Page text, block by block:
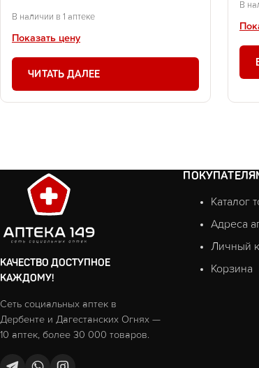
В наличии в 1 аптеке
Показать цену
ЧИТАТЬ ДАЛЕЕ
В
КАЧЕСТВО ДОСТУПНОЕ
КАЖДОМУ!
Сеть социальных аптек в
Дербенте и Дагестанских Огнях —
10 аптек, более 30 000 товаров.
Каталог
Адреса
Личный
Корзина